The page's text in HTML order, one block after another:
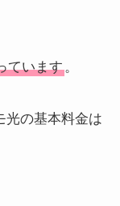
ています。
光の基本料金は